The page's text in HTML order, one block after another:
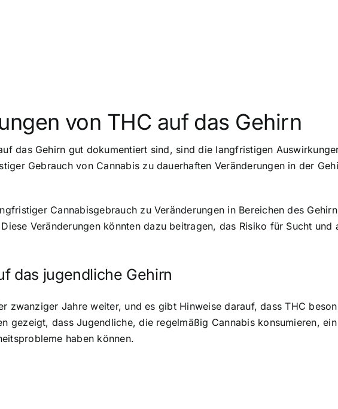
von THC auf das Gehirn
das Gehirn gut dokumentiert sind, sind die langfristigen
Gebrauch von Cannabis zu dauerhaften Veränderungen in der
Cannabisgebrauch zu Veränderungen in Bereichen des
Veränderungen könnten dazu beitragen, das Risiko für Sucht und
das jugendliche Gehirn
zwanziger Jahre weiter, und es gibt Hinweise darauf, dassTHC
gezeigt, dass Jugendliche, die regelmäßig Cannabis konsumieren,
haben können.